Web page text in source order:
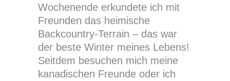
Wochenende erkundete ich mit
Freunden das heimische
Backcountry-Terrain – das war
der beste Winter meines Lebens!
Seitdem besuchen mich meine
kanadischen Freunde oder ich